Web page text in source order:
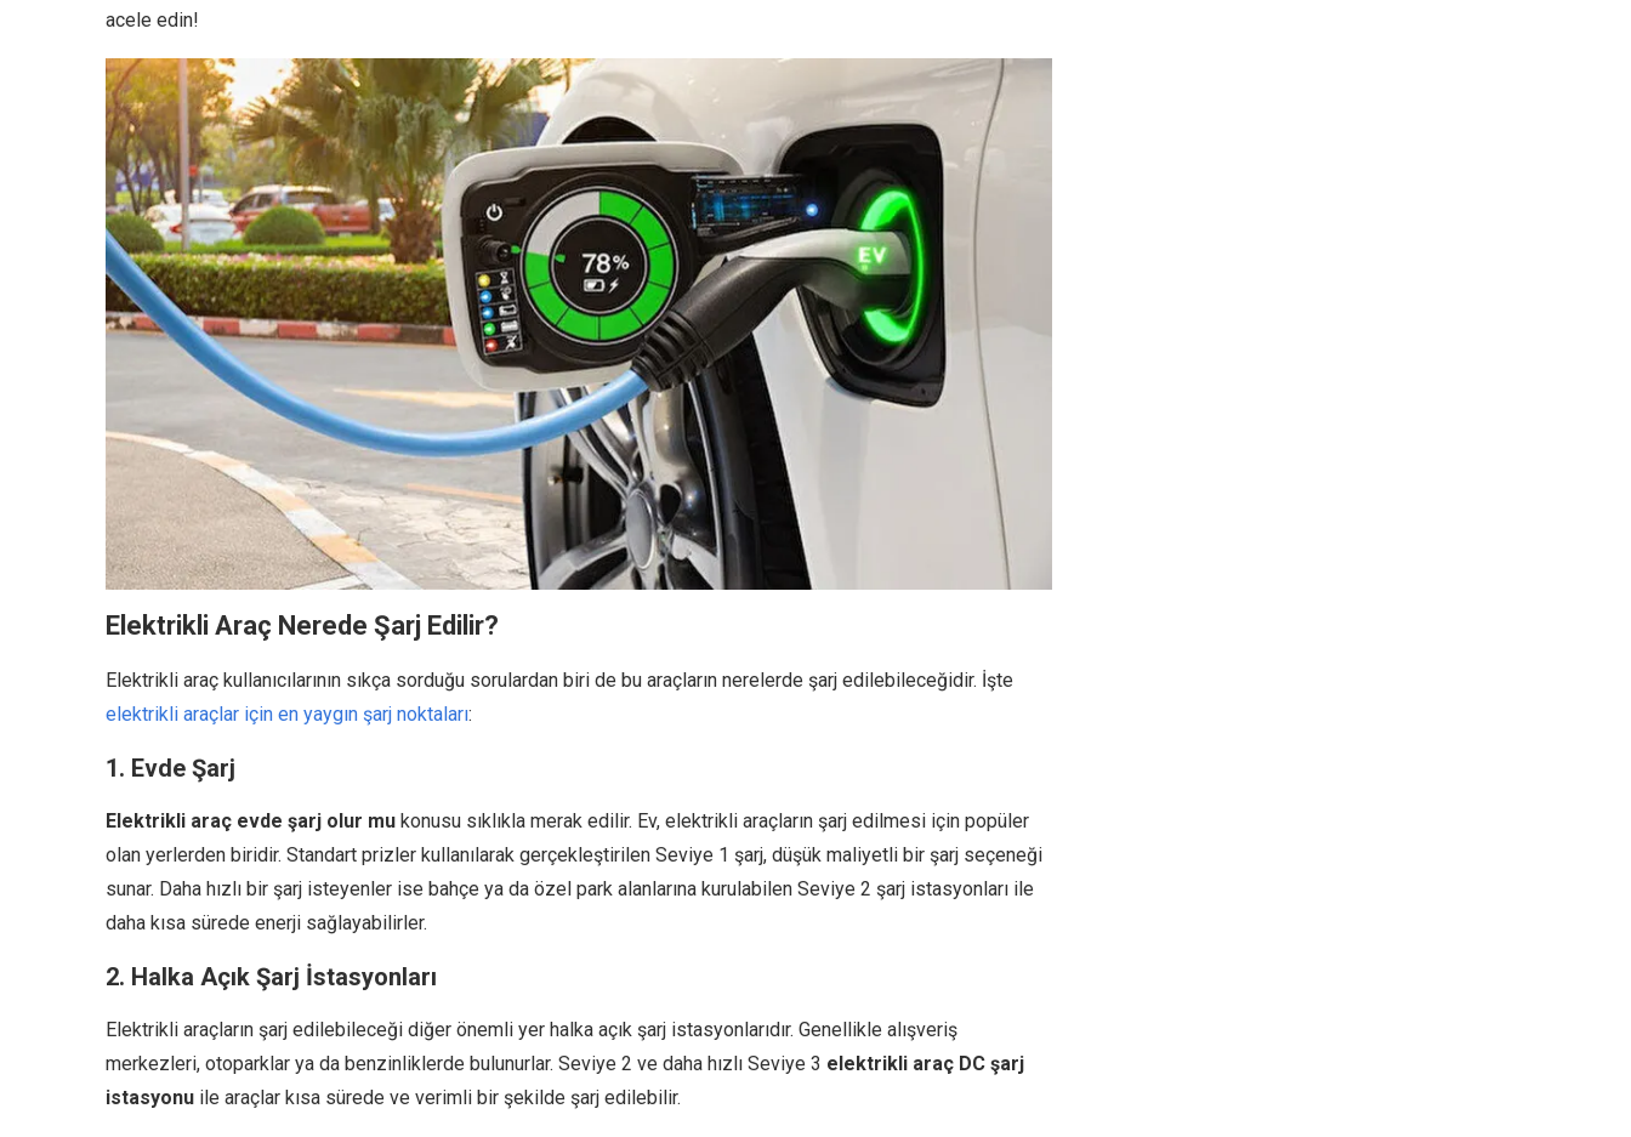
acele edin!
Elektrikli Araç Nerede Şarj Edilir?
Elektrikli araç kullanıcılarının sıkça sorduğu sorulardan biri de bu araçların nerelerde şarj edilebileceğidir. İşte
elektrikli araçlar için en yaygın şarj noktaları:
1. Evde Şarj
Elektrikli araç evde şarj olur mu konusu sıklıkla merak edilir. Ev, elektrikli araçların şarj edilmesi için popüler
olan yerlerden biridir. Standart prizler kullanılarak gerçekleştirilen Seviye 1 şarj, düşük maliyetli bir şarj seçeneği
sunar. Daha hızlı bir şarj isteyenler ise bahçe ya da özel park alanlarına kurulabilen Seviye 2 şarj istasyonları ile
daha kısa sürede enerji sağlayabilirler.
2. Halka Açık Şarj İstasyonları
Elektrikli araçların şarj edilebileceği diğer önemli yer halka açık şarj istasyonlarıdır. Genellikle alışveriş
merkezleri, otoparklar ya da benzinliklerde bulunurlar. Seviye 2 ve daha hızlı Seviye 3 elektrikli araç DC şarj
istasyonu ile araçlar kısa sürede ve verimli bir şekilde şarj edilebilir.